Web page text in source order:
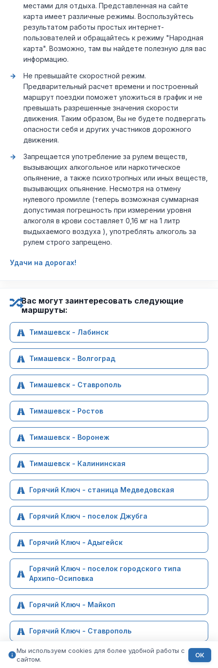
местами для отдыха. Представленная на сайте
карта имеет различные режимы. Воспользуйтесь
результатом работы простых интернет-
пользователей и обращайтесь к режиму "Народная
карта". Возможно, там вы найдете полезную для вас
информацию.
Не превышайте скоростной режим.
Предварительный расчет времени и построенный
маршрут поездки поможет уложиться в график и не
превышать разрешенные значения скорости
движения. Таким образом, Вы не будете подвергать
опасности себя и других участников дорожного
движения.
Запрещается употребление за рулем веществ,
вызывающих алкогольное или наркотическое
опьянение, а также психотропных или иных веществ,
вызывающих опьянение. Несмотря на отмену
нулевого промилле (теперь возможная суммарная
допустимая погрешность при измерении уровня
алкоголя в крови составляет 0,16 мг на 1 литр
выдыхаемого воздуха ), употреблять алкоголь за
рулем строго запрещено.
Удачи на дорогах!
Вас могут заинтересовать следующие
маршруты:
Тимашевск - Лабинск
Тимашевск - Волгоград
Тимашевск - Ставрополь
Тимашевск - Ростов
Тимашевск - Воронеж
Тимашевск - Калининская
Горячий Ключ - станица Медведовская
Горячий Ключ - поселок Джубга
Горячий Ключ - Адыгейск
Горячий Ключ - поселок городского типа
Архипо-Осиповка
Горячий Ключ - Майкоп
Горячий Ключ - Ставрополь
Мы используем cookies для более удобной работы с
сайтом.
ОК